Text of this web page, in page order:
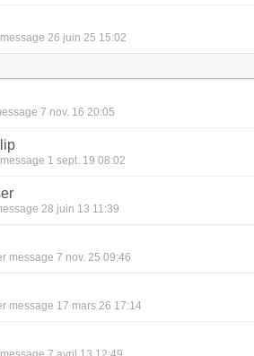
26 juin 25 15:02
7 nov. 16 20:05
1 sept. 19 08:02
28 juin 13 11:39
message 7 nov. 25 09:46
message 17 mars 26 17:14